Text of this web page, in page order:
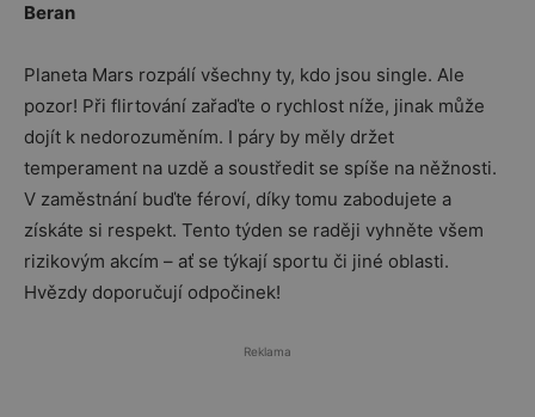
Beran
Planeta Mars rozpálí všechny ty, kdo jsou single. Ale
pozor! Při flirtování zařaďte o rychlost níže, jinak může
dojít k nedorozuměním. I páry by měly držet
temperament na uzdě a soustředit se spíše na něžnosti.
V zaměstnání buďte féroví, díky tomu zabodujete a
získáte si respekt. Tento týden se raději vyhněte všem
rizikovým akcím – ať se týkají sportu či jiné oblasti.
Hvězdy doporučují odpočinek!
Reklama